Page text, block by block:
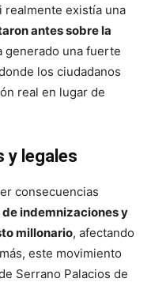
existía una
antes sobre la
generado una fuerte
los ciudadanos
real en lugar de
y legales
consecuencias
de indemnizaciones y
millonario, afectando
este movimiento
Serrano Palacios de